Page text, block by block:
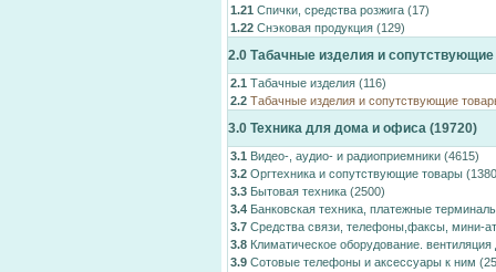
1.21 Спички, средства розжига (17)
1.22 Снэковая продукция (129)
2.0 Табачные изделия и
2.1 Табачные изделия (116)
2.2 Табачные изделия и сопутствующие
3.0 Техника для дома и офиса (19720)
3.1 Видео-, аудио- и радиоприемники (4615)
3.2 Оргтехника и сопутствующие товары
3.3 Бытовая техника (2500)
3.4 Банковская техника, платежные
3.7 Средства связи, телефоны,факсы, мини-
3.8 Климатическое оборудование.
3.9 Сотовые телефоны и аксессуары к ним